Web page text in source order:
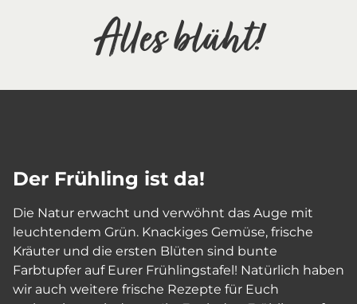
Alles blüht!
Der Frühling ist da!
Die Natur erwacht und verwöhnt das Auge mit
leuchtendem Grün. Knackiges Gemüse, frische
Kräuter und die ersten Blüten sind bunte
Farbtupfer auf Eurer Frühlingstafel! Natürlich haben
wir auch weitere frische Rezepte für Euch